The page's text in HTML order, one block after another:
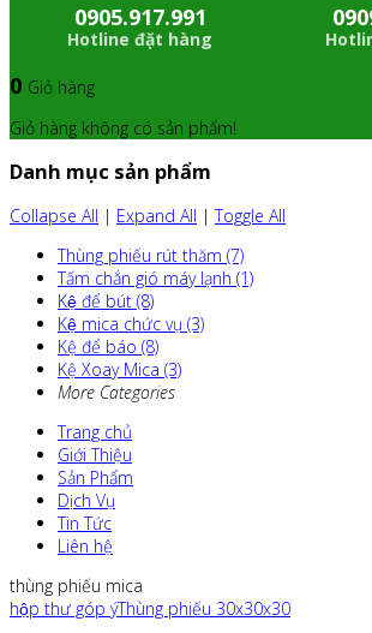
0905.917.991
Hotline đặt hàng
0 Giỏ hàng
Giỏ hàng không có sản phẩm!
Danh mục sản phẩm
Collapse All | Expand All |Toggle All
Thùng phiếu rút thăm (7)
Tấm chắn gió máy lạnh (1)
Kệ để bút (8)
Kệ mica chức vụ (3)
Kệ để báo (8)
Kệ Xoay Mica (3)
More Categories
Trang chủ
Giới Thiệu
Sản Phẩm
Dịch Vụ
Tin Tức
Liên hệ
thùng phiếu mica
hộp thư góp ýThùng phiếu 30x30x30